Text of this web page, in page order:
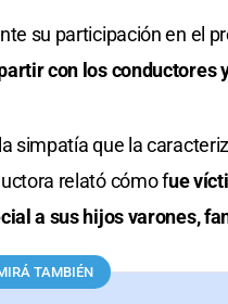
su participación en el
con los conductores
simpatía que la
relató cómo fue
a sus hijos varones,
TAMBIÉN